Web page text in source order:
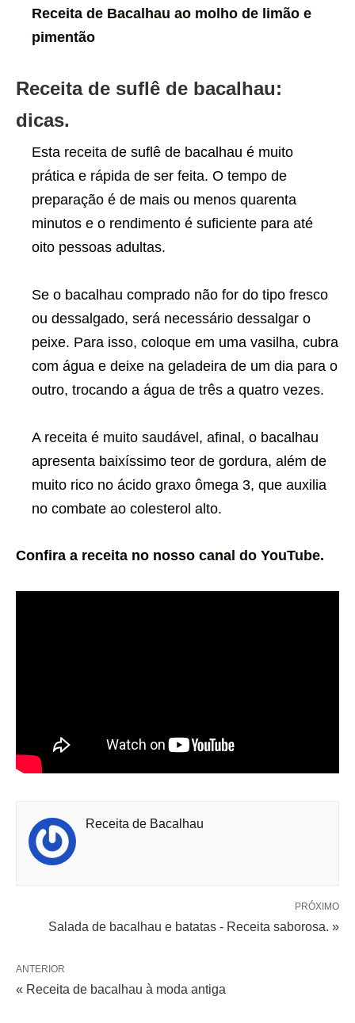
Receita de Bacalhau ao molho de limão e
pimentão
Receita de suflê de bacalhau:
dicas.
Esta receita de suflê de bacalhau é muito
prática e rápida de ser feita. O tempo de
preparação é de mais ou menos quarenta
minutos e o rendimento é suficiente para até
oito pessoas adultas.
Se o bacalhau comprado não for do tipo fresco
ou dessalgado, será necessário dessalgar o
peixe. Para isso, coloque em uma vasilha, cubra
com água e deixe na geladeira de um dia para o
outro, trocando a água de três a quatro vezes.
A receita é muito saudável , afinal, o bacalhau
apresenta baixíssimo teor de gordura, além de
muito rico no ácido graxo ômega 3, que auxilia
no combate ao colesterol alto.
Confira a receita no nosso canal do YouTube.
Receita de Bacalhau
PRÓXIMO
Salada de bacalhau e batatas - Receita saborosa. »
ANTERIOR
« Receita de bacalhau à moda antiga